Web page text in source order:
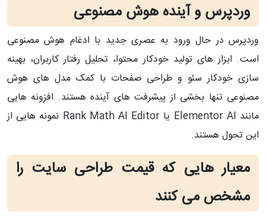
وردپرس و آینده هوش مصنوعی
وردپرس در حال ورود به عصری جدید با ادغام هوش مصنوعی
است. ابزار های تولید خودکار محتوا، تحلیل رفتار کاربران، بهینه‌
سازی خودکار سئو و طراحی صفحات با کمک مدل‌ های هوش
مصنوعی تنها بخشی از پیشرفت‌ های آینده هستند. افزونه‌ هایی
مانند Elementor AI یا Rank Math AI Editor نمونه‌ هایی از
این تحول هستند.
معیار هایی که قیمت طراحی سایت را
مشخص می‌ کنند